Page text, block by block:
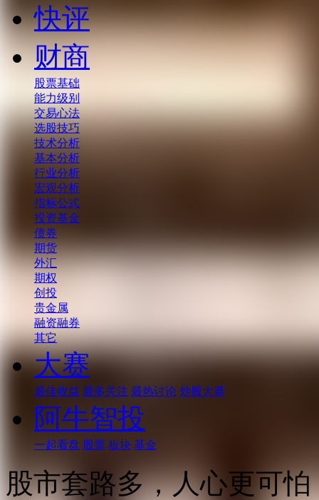
快评
财商
股票基础
能力级别
交易心法
选股技巧
技术分析
基本分析
行业分析
宏观分析
指标公式
投资基金
债券
期货
外汇
期权
创投
贵金属
融资融券
其它
大赛
最佳收益 最多关注 最热讨论 炒股大赛
阿牛智投
一起看盘 股票 板块 基金
股市套路多，人心更可怕